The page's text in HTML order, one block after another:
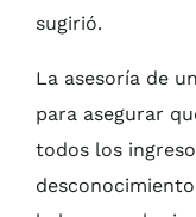
sugirió.
La asesoría de
para asegurar
todos los